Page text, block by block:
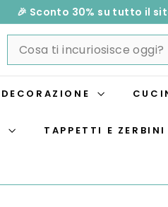
🎉 Sconto 30% su tutto il
Search
DECORAZIONE
TAPPETTI E ZERBINI